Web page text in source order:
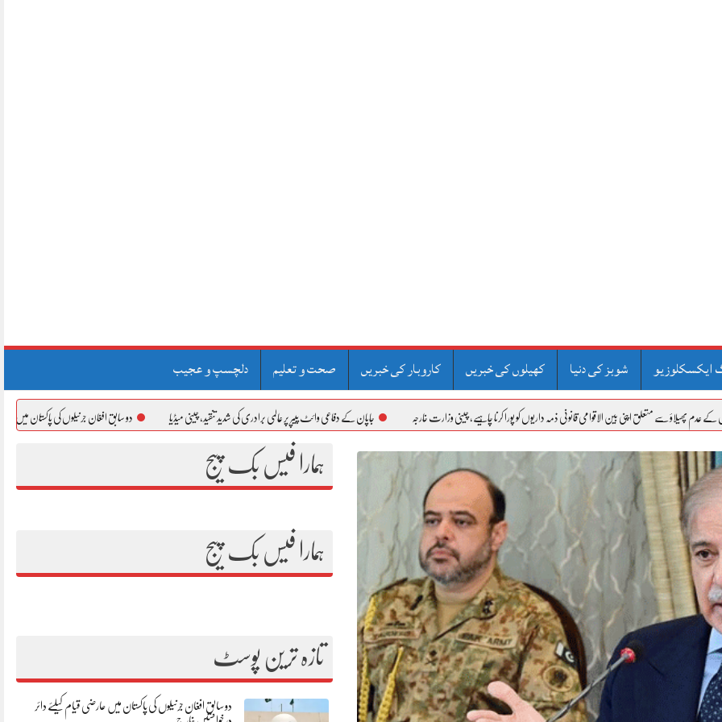
ایکسکلوزیو شوبز کی دنیا کھیلوں کی خبریں کاروبار کی خبریں صحت و تعلیم دلچسپ و عجیب
متعلق اپنی بین الاقوامی قانونی ذمہ داریوں کو پورا کرنا چاہیے، چینی وزارت خارجہ جاپان کے دفاعی وائٹ پیپر پر عالمی برادری کی شدید تنقید، چینی میڈیا دو سابق افغان جرنیلوں کی پاکستان میں عارضی قیام کیلئے
ہمارا فیس بک پیج
ہمارا فیس بک پیج
تازہ ترین پوسٹ
دو سابق افغان جرنیلوں کی پاکستان میں عارضی قیام کیلئے دائر